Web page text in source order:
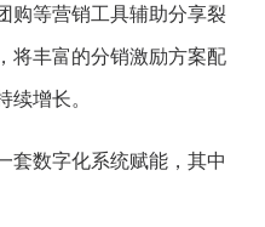
购等营销工具辅助分享裂
将丰富的分销激励方案配
增长。
套数字化系统赋能，其中